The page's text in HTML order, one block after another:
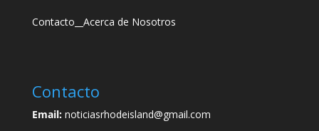
Contacto Acerca de Nosotros
Contacto
Email:noticiasrhodeisland@gmail.com